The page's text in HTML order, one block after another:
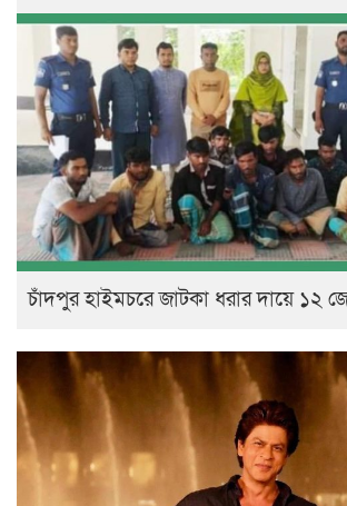
চাঁদপুর হাইমচরে জাটকা ধরার দায়ে ১২